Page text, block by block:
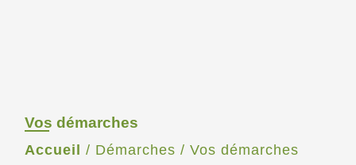
Vos démarches
Accueil / Démarches / Vos démarches